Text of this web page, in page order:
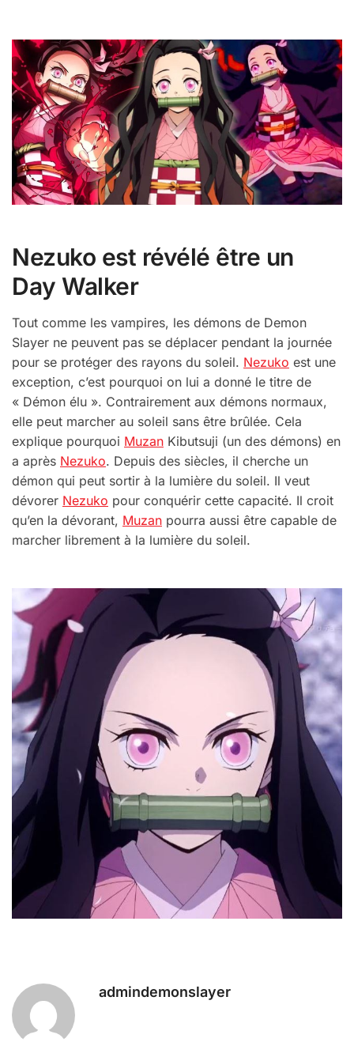
Nezuko est révélé être un
Day Walker
Tout comme les vampires, les démons de Demon
Slayer ne peuvent pas se déplacer pendant la journée
pour se protéger des rayons du soleil. Nezuko est une
exception, c’est pourquoi on lui a donné le titre de
« Démon élu ». Contrairement aux démons normaux,
elle peut marcher au soleil sans être brûlée. Cela
explique pourquoi Muzan Kibutsuji (un des démons) en
a après Nezuko. Depuis des siècles, il cherche un
démon qui peut sortir à la lumière du soleil. Il veut
dévorer Nezuko pour conquérir cette capacité. Il croit
qu’en la dévorant, Muzan pourra aussi être capable de
marcher librement à la lumière du soleil.
admindemonslayer